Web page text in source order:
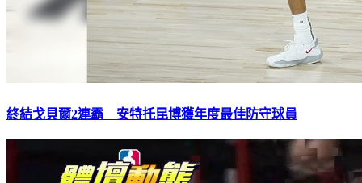
終結戈貝爾2連霸 安特托昆博獲年度最佳防守球員